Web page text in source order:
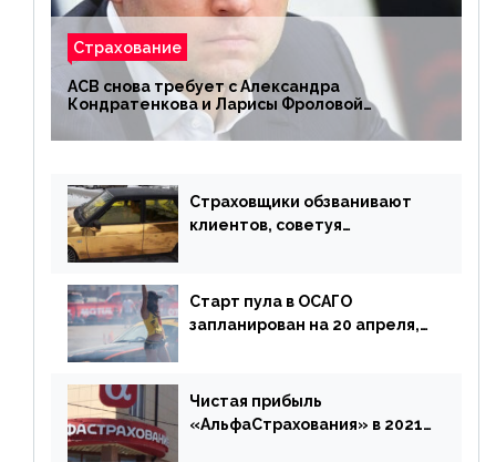
Страхование
АСВ снова требует с Александра
Кондратенкова и Ларисы Фроловой
возмещения убытков на 1,5 млрд р.
Страховщики обзванивают
клиентов, советуя
Старт пула в ОСАГО
запланирован на 20 апреля,
дублировать [дополнено]
Чистая прибыль
«АльфаСтрахования» в 2021